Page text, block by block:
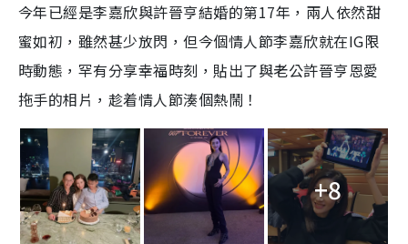
今年已經是李嘉欣與許晉亨結婚的第17年，兩人依然甜
蜜如初，雖然甚少放閃，但今個情人節李嘉欣就在IG限
時動態，罕有分享幸福時刻，貼出了與老公許晉亨恩愛
拖手的相片，趁着情人節湊個熱鬧！
+8